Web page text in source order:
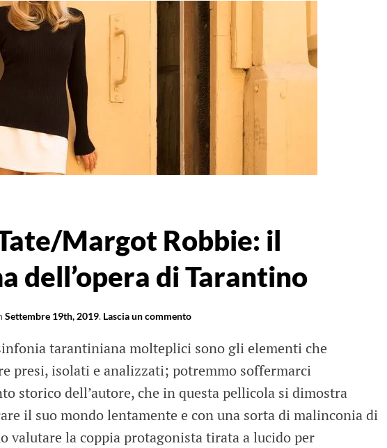
Margot Robbie: il
dell’opera di Tarantino
Settembre 19th, 2019. Lascia un commento
tarantiniana molteplici sono gli elementi che
presi, isolati e analizzati; potremmo soffermarci
storico dell’autore, che in questa pellicola si dimostra
il suo mondo lentamente e con una sorta di malinconia di
valutare la coppia protagonista tirata a lucido per